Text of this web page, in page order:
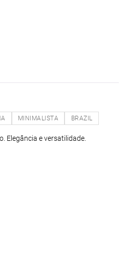
MINIMALISTA BRAZIL
Elegância e versatilidade.